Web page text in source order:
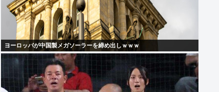
ヨーロッパが中国製メガソーラーを締め出しｗｗｗ